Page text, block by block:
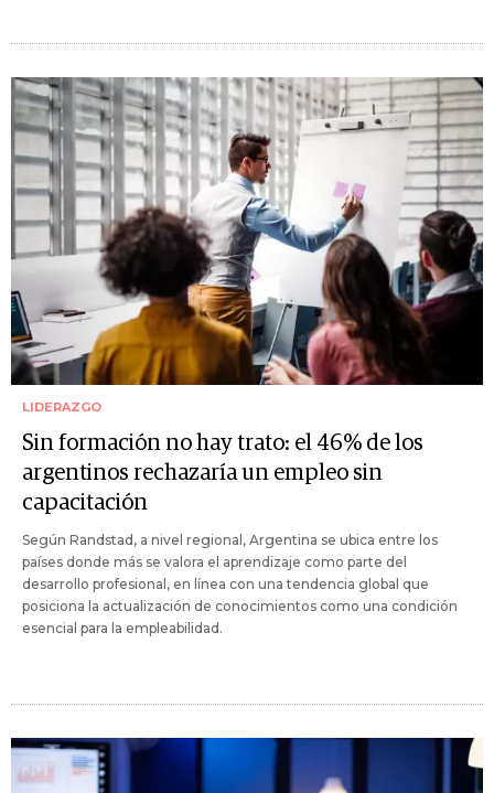
LIDERAZGO
Sin formación no hay trato: el 46% de los
argentinos rechazaría un empleo sin
capacitación
Según Randstad, a nivel regional, Argentina se ubica entre los
países donde más se valora el aprendizaje como parte del
desarrollo profesional, en línea con una tendencia global que
posiciona la actualización de conocimientos como una condición
esencial para la empleabilidad.